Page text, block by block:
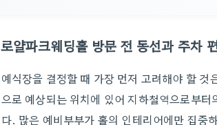
로얄파크웨딩홀 방문 전 동선과 주차
예식장을 결정할 때 가장 먼저 고려해야 할
으로 예상되는 위치에 있어 지하철역으로부
다. 많은 예비부부가 홀의 인테리어에만 집중